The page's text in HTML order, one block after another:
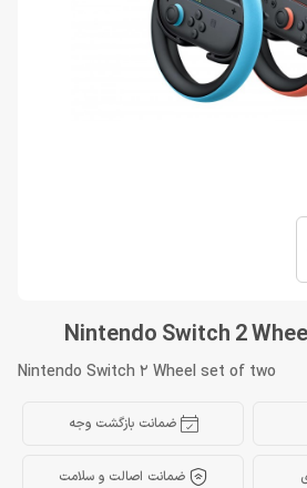
Nintendo Switch 2 Wheel set of two
ضمانت بازگشت وجه
ضمانت اصالت و سلامت